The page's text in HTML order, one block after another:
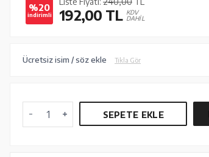
%20
indirimli 192,00 TL KDV
DAHİL
Ücretsiz isim / söz ekle Tıkla Gör
SEPETE EKLE